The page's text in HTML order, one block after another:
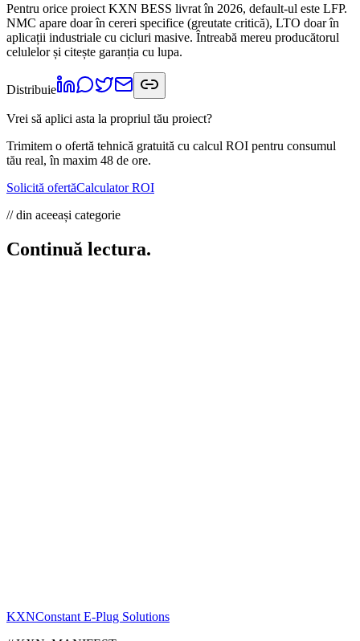
Pentru orice proiect KXN BESS livrat în 2026, default-ul este LFP.
NMC apare doar în cereri specifice (greutate critică), LTO doar în
aplicații industriale cu cicluri masive. Întreabă mereu producătorul
celulelor și citește garanția cu lupa.
Distribuie
Vrei să aplici asta la propriul tău proiect?
Trimitem o ofertă tehnică gratuită cu calcul ROI pentru consumul
tău real, în maxim 48 de ore.
Solicită ofertăCalculator ROI
// din aceeași categorie
Continuă lectura.
KXNConstant E-Plug Solutions